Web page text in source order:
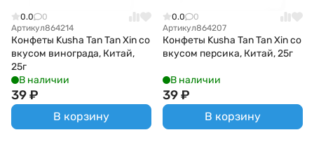
0.0
0
Артикул864214
Конфеты Kusha Tan Tan Xin со
вкусом винограда, Китай,
25г
В наличии
39₽
В корзину
0.0
0
Артикул864207
Конфеты Kusha Tan Tan Xin со
вкусом персика, Китай, 25г
В наличии
39₽
В корзину